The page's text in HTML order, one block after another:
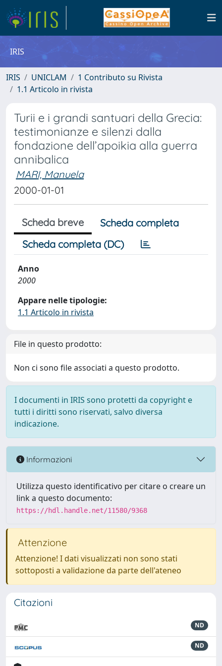
IRIS
IRIS UNICLAM
1 Contributo su Rivista
1.1 Articolo in rivista
Turii e i grandi santuari della Grecia:
testimonianze e silenzi dalla
fondazione dell’apoikia alla guerra
annibalica
MARI, Manuela
2000-01-01
Scheda breve
Scheda completa
Scheda completa (DC)
Anno
2000
Appare nelle tipologie:
1.1 Articolo in rivista
File in questo prodotto:
Non ci sono file associati a questo prodotto.
I documenti in IRIS sono protetti da copyright e
tutti i diritti sono riservati, salvo diversa
indicazione.
Informazioni
Utilizza questo identificativo per citare o creare un
link a questo documento:
https://hdl.handle.net/11580/9368
Attenzione
Attenzione! I dati visualizzati non sono stati
sottoposti a validazione da parte dell'ateneo
Citazioni
ND
ND